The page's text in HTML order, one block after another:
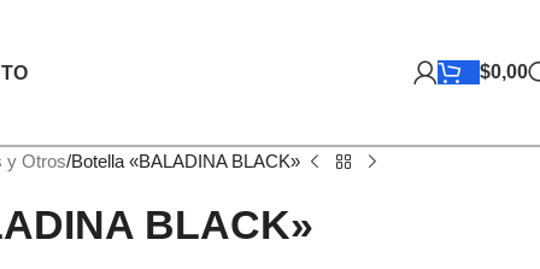
$0,00
y Otros Botella «BALADINA BLACK»
BLACK»